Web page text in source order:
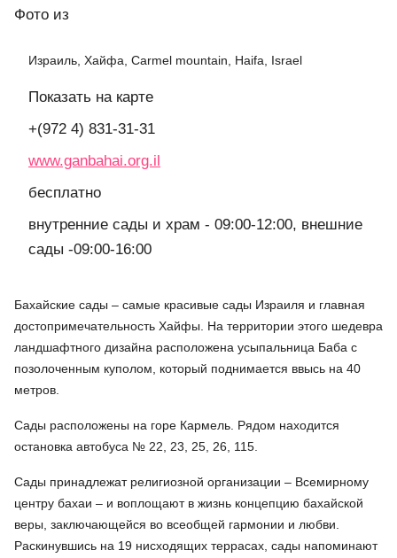
Фото из
Израиль, Хайфа, Carmel mountain, Haifa, Israel
Показать на карте
+(972 4) 831-31-31
www.ganbahai.org.il
бесплатно
внутренние сады и храм - 09:00-12:00, внешние
сады -09:00-16:00
Бахайские сады – самые красивые сады Израиля и главная
достопримечательность Хайфы. На территории этого шедевра
ландшафтного дизайна расположена усыпальница Баба с
позолоченным куполом, который поднимается ввысь на 40
метров.
Сады расположены на горе Кармель. Рядом находится
остановка автобуса № 22, 23, 25, 26, 115.
Сады принадлежат религиозной организации – Всемирному
центру бахаи – и воплощают в жизнь концепцию бахайской
веры, заключающейся во всеобщей гармонии и любви.
Раскинувшись на 19 нисходящих террасах, сады напоминают